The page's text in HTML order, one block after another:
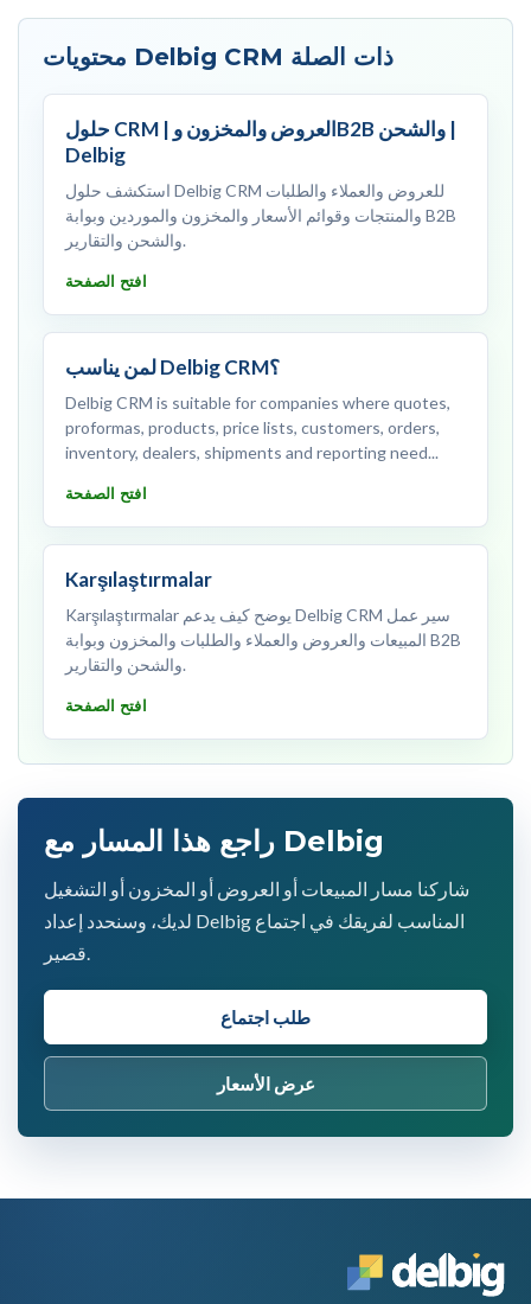
محتويات Delbig CRM ذات الصلة
حلول CRM | العروض والمخزون وB2B والشحن |
Delbig
استكشف حلول Delbig CRM للعروض والعملاء والطلبات
والمنتجات وقوائم الأسعار والمخزون والموردين وبوابة B2B
والشحن والتقارير.
افتح الصفحة
لمن يناسب Delbig CRM؟
Delbig CRM is suitable for companies where quotes,
proformas, products, price lists, customers, orders,
inventory, dealers, shipments and reporting need...
افتح الصفحة
Karşılaştırmalar
Karşılaştırmalar يوضح كيف يدعم Delbig CRM سير عمل
المبيعات والعروض والعملاء والطلبات والمخزون وبوابة B2B
والشحن والتقارير.
افتح الصفحة
راجع هذا المسار مع Delbig
شاركنا مسار المبيعات أو العروض أو المخزون أو التشغيل
لديك، وسنحدد إعداد Delbig المناسب لفريقك في اجتماع
قصير.
طلب اجتماع
عرض الأسعار